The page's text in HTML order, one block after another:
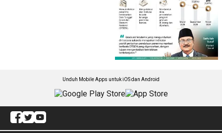
Unduh Mobile Apps untuk iOS dan Android